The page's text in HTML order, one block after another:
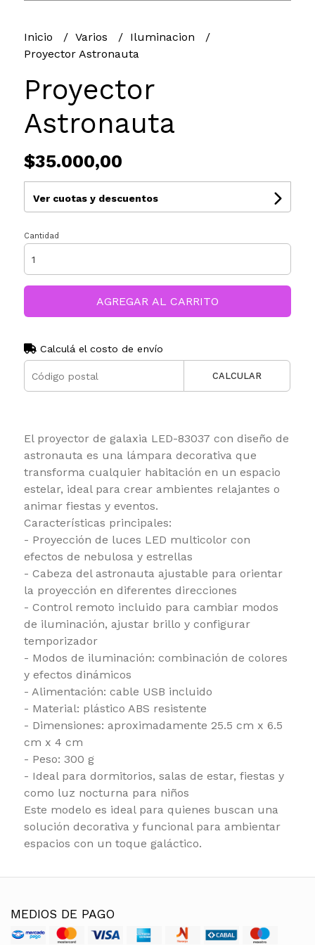
Inicio Varios
Iluminacion
Proyector Astronauta
Proyector
Astronauta
$35.000,00
Ver cuotas y descuentos
Cantidad
AGREGAR AL CARRITO
Calculá el costo de envío
CALCULAR
El proyector de galaxia LED-83037 con diseño de
astronauta es una lámpara decorativa que
transforma cualquier habitación en un espacio
estelar, ideal para crear ambientes relajantes o
animar fiestas y eventos.
Características principales:
- Proyección de luces LED multicolor con
efectos de nebulosa y estrellas
- Cabeza del astronauta ajustable para orientar
la proyección en diferentes direcciones
- Control remoto incluido para cambiar modos
de iluminación, ajustar brillo y configurar
temporizador
- Modos de iluminación: combinación de colores
y efectos dinámicos
- Alimentación: cable USB incluido
- Material: plástico ABS resistente
- Dimensiones: aproximadamente 25.5 cm x 6.5
cm x 4 cm
- Peso: 300 g
- Ideal para dormitorios, salas de estar, fiestas y
como luz nocturna para niños
Este modelo es ideal para quienes buscan una
solución decorativa y funcional para ambientar
espacios con un toque galáctico.
MEDIOS DE PAGO